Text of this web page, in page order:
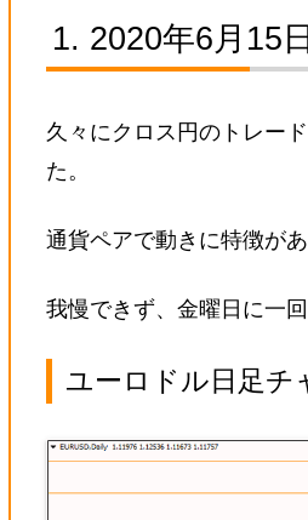
2020年6月15
久々にクロス円のトレー
た。
通貨ペアで動きに特徴が
我慢できず、金曜日に一
ユーロドル日足チ